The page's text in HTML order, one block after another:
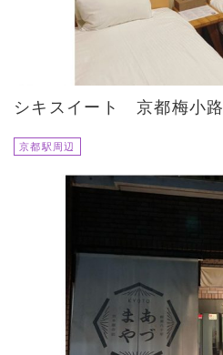
シキスイート 京都梅小路
京都駅周辺